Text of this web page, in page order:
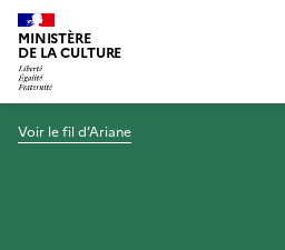
MINISTÈRE
DE LA CULTURE
Voir le fil d’Ariane